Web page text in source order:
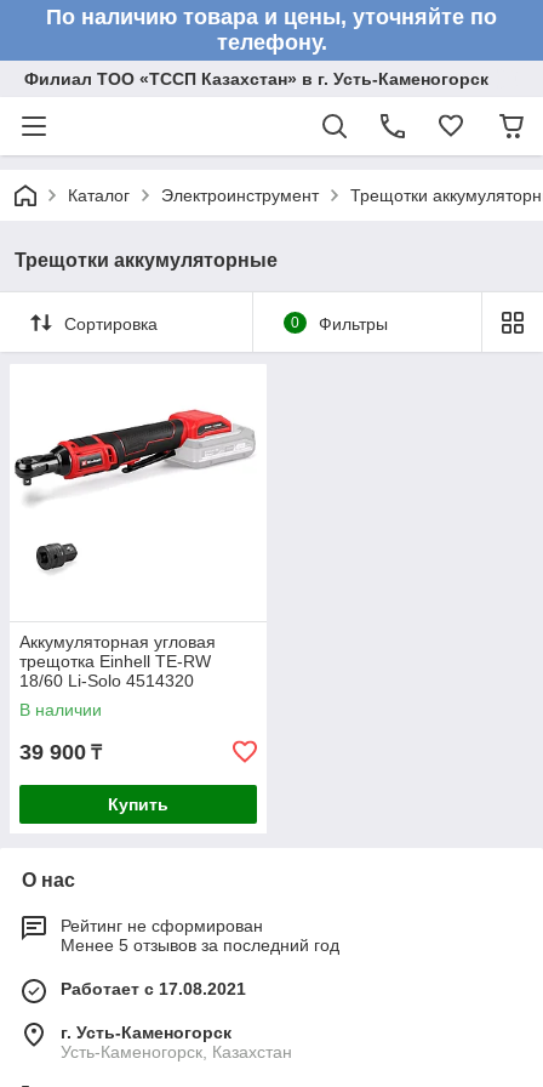
По наличию товара и цены, уточняйте по
телефону.
Филиал ТОО «ТССП Казахстан» в г. Усть-Каменогорск
Каталог Электроинструмент Трещотки
Трещотки аккумуляторные
Сортировка 0 Фильтры
Аккумуляторная угловая
трещотка Einhell TE-RW
18/60 Li-Solo 4514320
В наличии
39 900 ₸
Купить
О нас
Рейтинг не сформирован
Менее 5 отзывов за последний год
Работает с 17.08.2021
г. Усть-Каменогорск
Усть-Каменогорск, Казахстан